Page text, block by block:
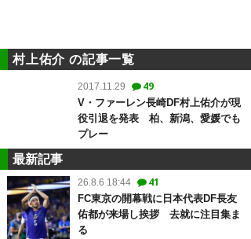
村上佑介 の記事一覧
2017.11.29 49
V・ファーレン長崎DF村上佑介が現
役引退を発表 柏、新潟、愛媛でも
プレー
最新記事
26.8.6 18:44 41
FC東京の開幕戦に日本代表DF長友
佑都が来場し挨拶 去就に注目集ま
る